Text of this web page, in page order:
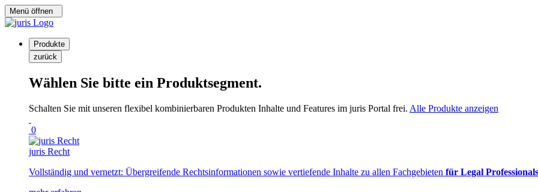
Menü öffnen
Produkte
zurück
Wählen Sie bitte ein Produktsegment.
Schalten Sie mit unseren flexibel kombinierbaren Produkten Inhalte und Features im juris Portal frei. Alle Produkte anzeigen
0
juris Recht
Vollständig und vernetzt: Übergreifende Rechtsinformationen sowie vertiefende Inhalte zu allen Fachgebieten für Legal Professionals